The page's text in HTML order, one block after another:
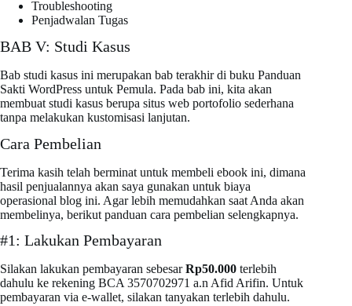
Troubleshooting
Penjadwalan Tugas
BAB V: Studi Kasus
Bab studi kasus ini merupakan bab terakhir di buku Panduan
Sakti WordPress untuk Pemula. Pada bab ini, kita akan
membuat studi kasus berupa situs web portofolio sederhana
tanpa melakukan kustomisasi lanjutan.
Cara Pembelian
Terima kasih telah berminat untuk membeli ebook ini, dimana
hasil penjualannya akan saya gunakan untuk biaya
operasional blog ini. Agar lebih memudahkan saat Anda akan
membelinya, berikut panduan cara pembelian selengkapnya.
#1: Lakukan Pembayaran
Silakan lakukan pembayaran sebesarRp50.000 terlebih
dahulu ke rekening BCA 3570702971 a.n Afid Arifin. Untuk
pembayaran via e-wallet, silakan tanyakan terlebih dahulu.